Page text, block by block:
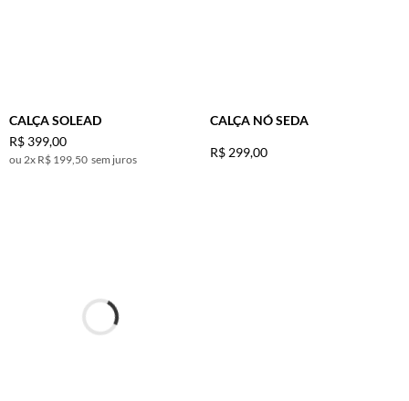
CALÇA SOLEAD
R$ 399,00
2x R$ 199,50 sem juros
CALÇA NÓ SEDA
R$ 299,00